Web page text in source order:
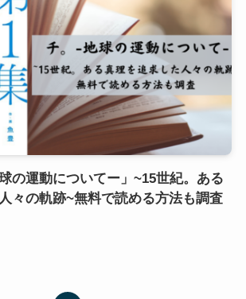
の運動についてー」~15世紀。ある
々の軌跡~無料で読める方法も調査